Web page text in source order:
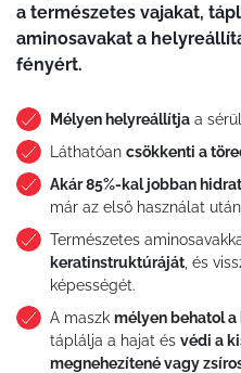
a természetes vajakat,
aminosavakat a
fényért.
Mélyen helyreállítjaa
Láthatóan csökkenti a
Akár 85%-kal jobban
már az első használat
Természetes
keratinstruktúráját, és
képességét.
A maszk mélyen behatol a
táplálja a hajat és védi a
megnehezítené vagy